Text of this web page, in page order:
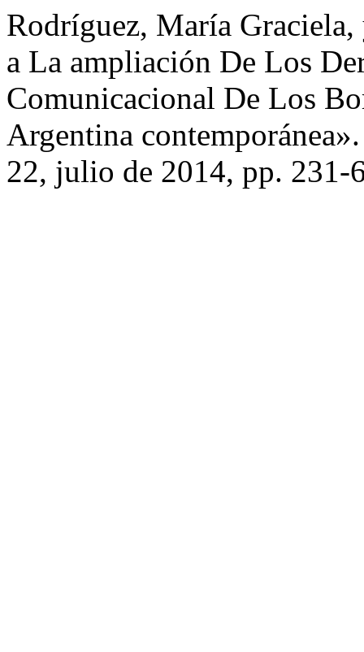
Rodríguez, María
a La ampliación De Los
Comunicacional De Los
Argentina
22, julio de 2014, pp.